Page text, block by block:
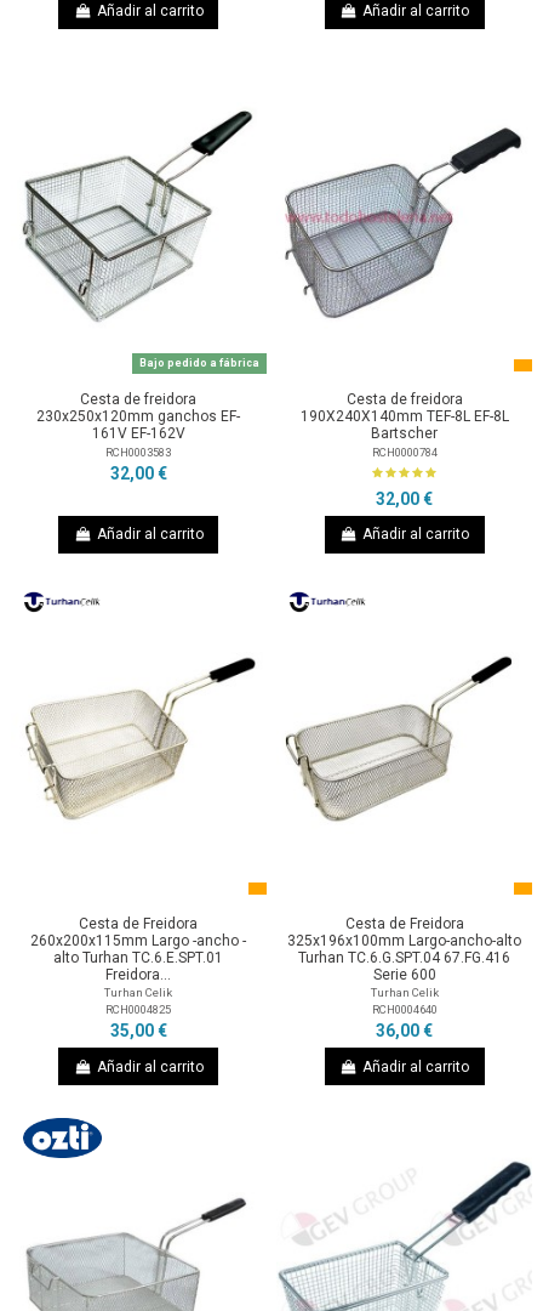
Añadir al carrito Añadir al carrito
Bajo pedido a fábrica
Cesta de freidora
230x250x120mm ganchos EF-
161V EF-162V
RCH0003583
32,00 €
Añadir al carrito
Cesta de freidora
190X240X140mm TEF-8L EF-8L
Bartscher
RCH0000784
32,00 €
Añadir al carrito
Cesta de Freidora
260x200x115mm Largo -ancho -
alto Turhan TC.6.E.SPT.01
Freidora...
Turhan Celik
RCH0004825
35,00 €
Añadir al carrito
Cesta de Freidora
325x196x100mm Largo-ancho-alto
Turhan TC.6.G.SPT.04 67.FG.416
Serie 600
Turhan Celik
RCH0004640
36,00 €
Añadir al carrito